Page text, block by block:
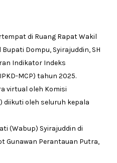
di Ruang Rapat Wakil
Dompu, Syirajuddin, SH
Indikator Indeks
MCP) tahun 2025.
virtual oleh Komisi
diikuti oleh seluruh kepala
(Wabup) Syirajuddin di
Gunawan Perantauan Putra,